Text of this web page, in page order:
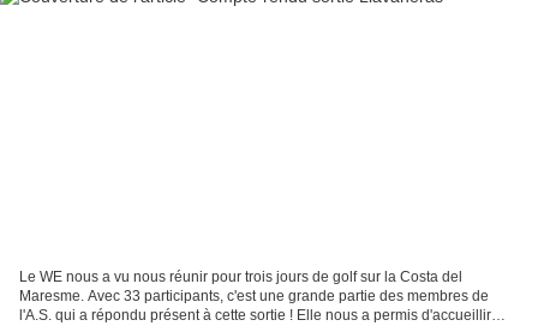
Le WE nous a vu nous réunir pour trois jours de golf sur la Costa del
Maresme. Avec 33 participants, c'est une grande partie des membres de
l'A.S. qui a répondu présent à cette sortie ! Elle nous a permis d'accueillir